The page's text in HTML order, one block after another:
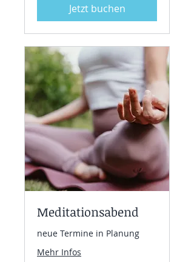
Jetzt buchen
Meditationsabend
neue Termine in Planung
Mehr Infos